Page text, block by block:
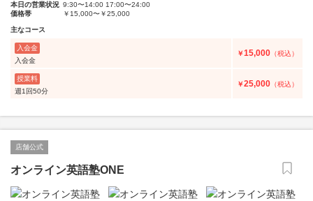
本日の営業状況 9:30〜14:00 17:00〜24:00
価格帯
￥15,000〜￥25,000
主なコース
入会金
入会金
￥15,000 （税込）
授業料
週1回50分
￥25,000 （税込）
店舗公式
オンライン英語塾ONE